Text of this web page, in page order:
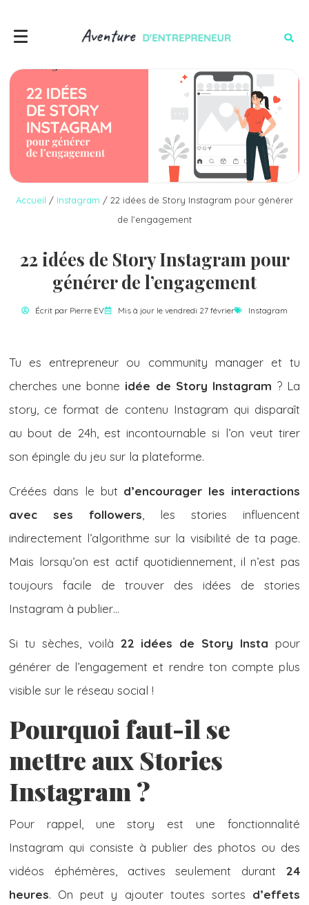
Accueil / Instagram / 22 idées de Story Instagram pour générer
de l’engagement
22 idées de Story Instagram pour
générer de l’engagement
Écrit par Pierre EV Mis à jour le vendredi 27 février Instagram
Tu es entrepreneur ou community manager et tu
cherches une bonne idée de Story Instagram ? La
story, ce format de contenu Instagram qui disparaît
au bout de 24h, est incontournable si l’on veut tirer
son épingle du jeu sur la plateforme.
Créées dans le but d’encourager les interactions
avec
ses followers , les stories influencent
indirectement l’algorithme sur la visibilité de ta page.
Mais lorsqu’on est actif quotidiennement, il n’est pas
toujours facile de trouver des idées de stories
Instagram à publier…
Si tu sèches, voilà 22 idées de Story Insta pour
générer de l’engagement et rendre ton compte plus
visible sur le réseau social !
Pourquoi faut-il se
mettre aux Stories
Instagram ?
Pour rappel, une story est une fonctionnalité
Instagram qui consiste à publier des photos ou des
vidéos éphémères, actives seulement durant 24
heures. On peut y ajouter toutes sortes d’effets